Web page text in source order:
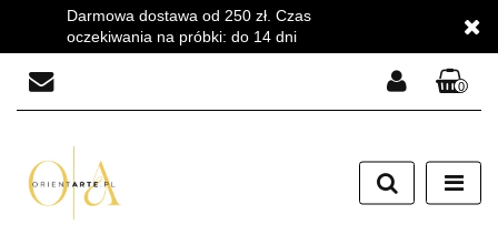
Darmowa dostawa od 250 zł. Czas
oczekiwania na próbki: do 14 dni
Zarejestruj się
Dodaj zgłoszenie
0